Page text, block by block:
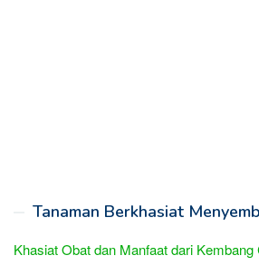
Tanaman Berkhasiat
Khasiat Obat dan Manfaat dari Kembang